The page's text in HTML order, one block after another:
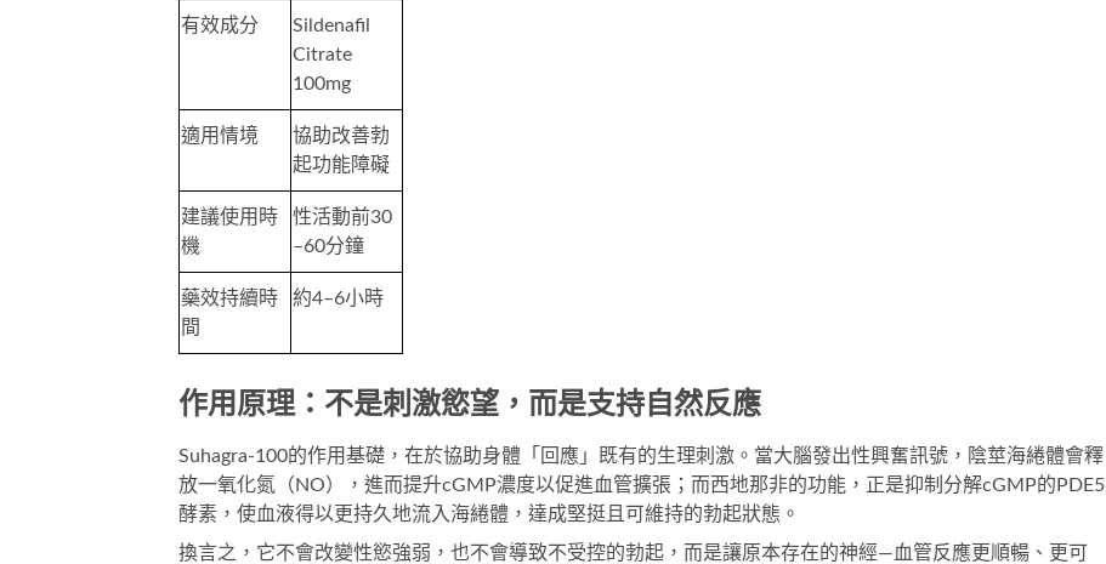
有效成分
Sildenafil
Citrate
100mg
適用情境
協助改善勃
起功能障礙
建議使用時
機
性活動前30
–60分鐘
藥效持續時
間
約4–6小時
作用原理：不是刺激慾望，而是支持自然反應
Suhagra-100的作用基礎，在於協助身體「回應」既有的生理刺激。當大腦發出性興奮訊號，陰莖海綣體會釋
放一氧化氮（NO），進而提升cGMP濃度以促進血管擴張；而西地那非的功能，正是抑制分解cGMP的PDE5
酵素，使血液得以更持久地流入海綣體，達成堅挺且可維持的勃起狀態。
換言之，它不會改變性慾強弱，也不會導致不受控的勃起，而是讓原本存在的神經—血管反應更順暢、更可